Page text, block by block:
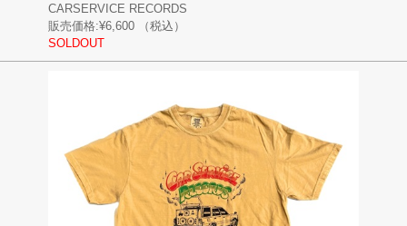
CARSERVICE RECORDS
販売価格:¥6,600
（税込）
SOLDOUT